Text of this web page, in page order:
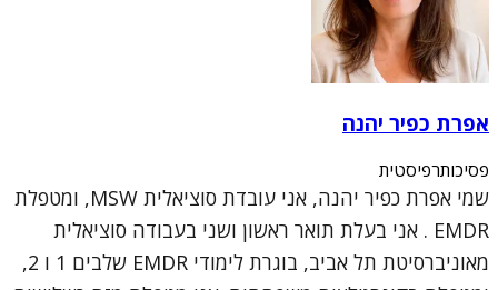
אפרת כפיר יהנה
פסיכותרפיסטית
שמי אפרת כפיר יהנה, אני עובדת סוציאלית MSW, ומטפלת
EMDR . אני בעלת תואר ראשון ושני בעבודה סוציאלית
מאוניברסיטת תל אביב, בוגרת לימודי EMDR שלבים 1 ו 2,